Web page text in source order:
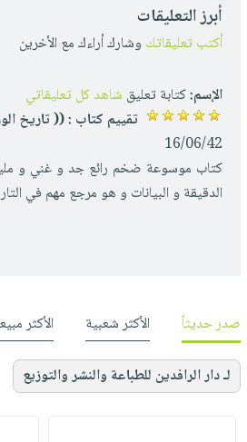
أبرز التعليقات
أكتب تعليقاتك وشارك أراءك مع الأخرين
الإسم:كتابة تعليق شاهد كل تعليقاتي
تقييم كتاب : (( تاريخ
16/06/42
كتاب موسوعة ضخم رائع جد و غني و
الدقيقة و البيانات و هو مرجع مهم في
صدر حديثاً الأكثر شعبية الأكثر
لـ دار الرافدين للطباعة والنشر والتوزيع